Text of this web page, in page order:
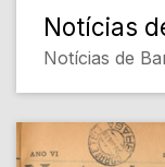
Notícias
Notícias de